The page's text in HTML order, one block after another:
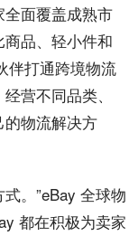
面覆盖成熟市
品、轻小件和
伴打通跨境物流
营不同品类、
物流解决方
。”eBay 全球物
都在积极为卖家